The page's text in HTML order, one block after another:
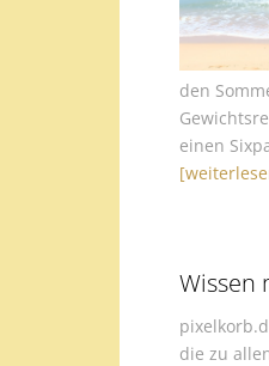
den
einen
Wissen
die zu